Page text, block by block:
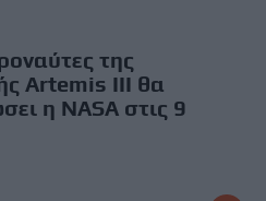
της
Artemis III θα
η NASA στις 9